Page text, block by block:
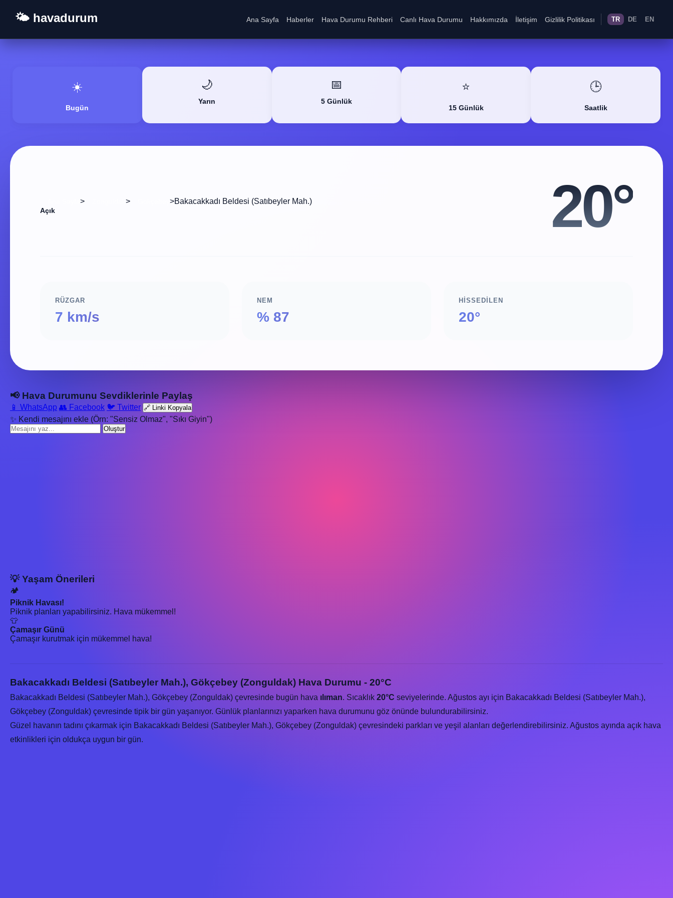
🌤️ havadurum Ana Sayfa Haberler Hava Durumu Rehberi Canlı Hava Durumu Hakkımızda İletişim Gizlilik Politikası TR DE EN
☀️
Bugün
🌙
Yarın
📅
5 Günlük
⭐
15 Günlük
🕒
Saatlik
> > >Bakacakkadı Beldesi (Satıbeyler Mah.)
Açık 20°
RÜZGAR
7 km/s
NEM
% 87
HISSEDILEN
20°
📢 Hava Durumunu Sevdiklerinle Paylaş
📱 WhatsApp 👥 Facebook 🐦 Twitter 🔗 Linki Kopyala
✨ Kendi mesajını ekle (Örn: "Sensiz Olmaz", "Sıkı Giyin")
Oluştur
💡 Yaşam Önerileri
🏕️
Piknik Havası!
Piknik planları yapabilirsiniz. Hava mükemmel!
👕
Çamaşır Günü
Çamaşır kurutmak için mükemmel hava!
Bakacakkadı Beldesi (Satıbeyler Mah.), Gökçebey (Zonguldak) Hava Durumu - 20°C
Bakacakkadı Beldesi (Satıbeyler Mah.), Gökçebey (Zonguldak) çevresinde bugün hava ılıman. Sıcaklık 20°C seviyelerinde. Ağustos ayı için Bakacakkadı Beldesi (Satıbeyler Mah.),
Gökçebey (Zonguldak) çevresinde tipik bir gün yaşanıyor. Günlük planlarınızı yaparken hava durumunu göz önünde bulundurabilirsiniz.
Güzel havanın tadını çıkarmak için Bakacakkadı Beldesi (Satıbeyler Mah.), Gökçebey (Zonguldak) çevresindeki parkları ve yeşil alanları değerlendirebilirsiniz. Ağustos ayında açık hava
etkinlikleri için oldukça uygun bir gün.